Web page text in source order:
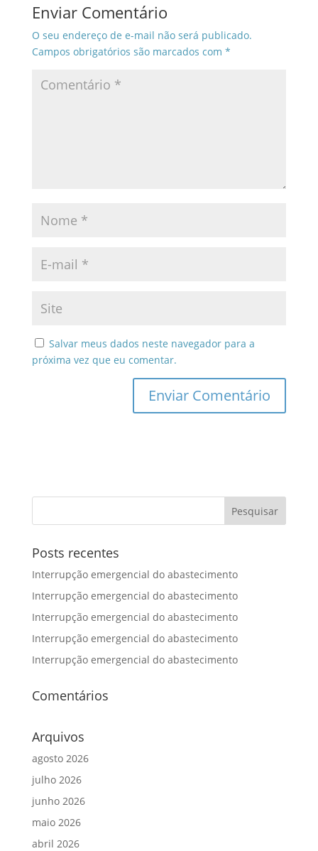
Enviar Comentário
O seu endereço de e-mail não será publicado.
Campos obrigatórios são marcados com *
Salvar meus dados neste navegador para a
próxima vez que eu comentar.
Posts recentes
Interrupção emergencial do abastecimento
Interrupção emergencial do abastecimento
Interrupção emergencial do abastecimento
Interrupção emergencial do abastecimento
Interrupção emergencial do abastecimento
Comentários
Arquivos
agosto 2026
julho 2026
junho 2026
maio 2026
abril 2026